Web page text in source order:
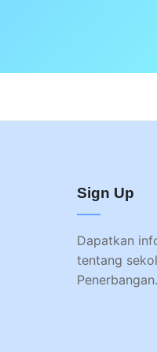
Sign Up
Dapatkan
tentang
Penerbangan.